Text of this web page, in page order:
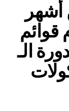
من أشهر
قوائم
الـ